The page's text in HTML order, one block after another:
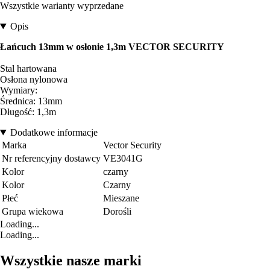
Wszystkie warianty wyprzedane
Opis
Łańcuch 13mm w osłonie 1,3m VECTOR SECURITY
Stal hartowana
Osłona nylonowa
Wymiary:
Średnica: 13mm
Długość: 1,3m
Dodatkowe informacje
Marka
Vector Security
Nr referencyjny dostawcy VE3041G
Kolor
czarny
Kolor
Czarny
Płeć
Mieszane
Grupa wiekowa
Dorośli
Loading...
Loading...
Wszystkie nasze marki